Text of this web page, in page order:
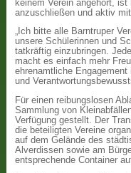
keinem Verein angehört,
anzuschließen und aktiv
„Ich bitte alle Barntruper
unsere Schülerinnen und
tatkräftig einzubringen.
macht es einfach mehr
ehrenamtliche
und
Für einen reibungslosen
Sammlung von
Verfügung gestellt. Der
die beteiligten Vereine
auf dem Gelände des
Alverdissen sowie am
entsprechende Container